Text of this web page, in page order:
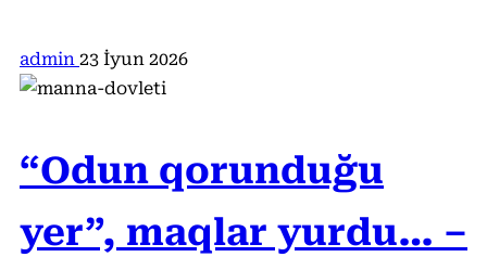
admin 23 İyun 2026
“Odun qorunduğu
yer”, maqlar yurdu… –